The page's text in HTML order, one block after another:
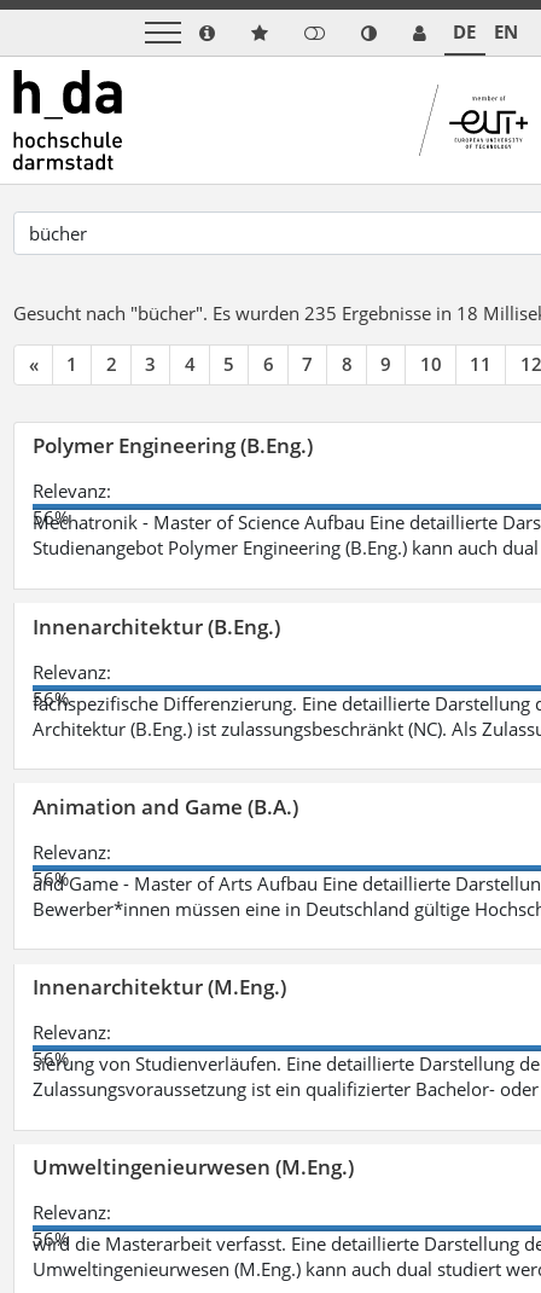
DE EN
Gesucht nach "bücher". Es wurden 235 Ergebnisse in 18
« 1 2 3 4 5 6 7 8 9 10 11 12
Polymer Engineering (B.Eng.)
Relevanz:
56%
Mechatronik - Master of Science Aufbau Eine detaillierte
Studienangebot Polymer Engineering (B.Eng.) kann auch
Innenarchitektur (B.Eng.)
Relevanz:
56%
fachspezifische Differenzierung. Eine detaillierte
Architektur (B.Eng.) ist zulassungsbeschränkt (NC). Als
Animation and Game (B.A.)
Relevanz:
56%
and Game - Master of Arts Aufbau Eine detaillierte
Bewerber*innen müssen eine in Deutschland gültige
Innenarchitektur (M.Eng.)
Relevanz:
56%
sierung von Studienverläufen. Eine detaillierte Darstellung
Zulassungsvoraussetzung ist ein qualifizierter Bachelor-
Umweltingenieurwesen (M.Eng.)
Relevanz:
56%
wird die Masterarbeit verfasst. Eine detaillierte Darstellung
Umweltingenieurwesen (M.Eng.) kann auch dual studiert